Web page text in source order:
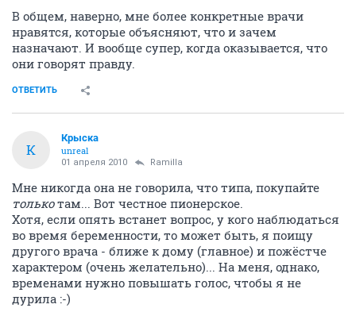
В общем, наверно, мне более конкретные врачи
нравятся, которые объясняют, что и зачем
назначают. И вообще супер, когда оказывается, что
они говорят правду.
ОТВЕТИТЬ
К
Крыска
unreal
01 апреля 2010 Ramilla
Мне никогда она не говорила, что типа, покупайте
толькотам... Вот честное пионерское.
Хотя, если опять встанет вопрос, у кого наблюдаться
во время беременности, то может быть, я поищу
другого врача - ближе к дому (главное) и пожёстче
характером (очень желательно)... На меня, однако,
временами нужно повышать голос, чтобы я не
дурила :-)